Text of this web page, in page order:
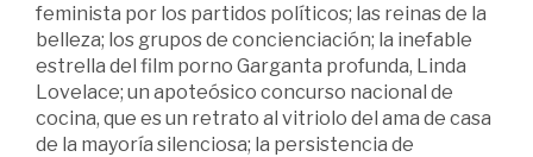
feminista por los partidos políticos; las reinas de la
belleza; los grupos de concienciación; la inefable
estrella del film porno Garganta profunda, Linda
Lovelace; un apoteósico concurso nacional de
cocina, que es un retrato al vitriolo del ama de casa
de la mayoría silenciosa; la persistencia de